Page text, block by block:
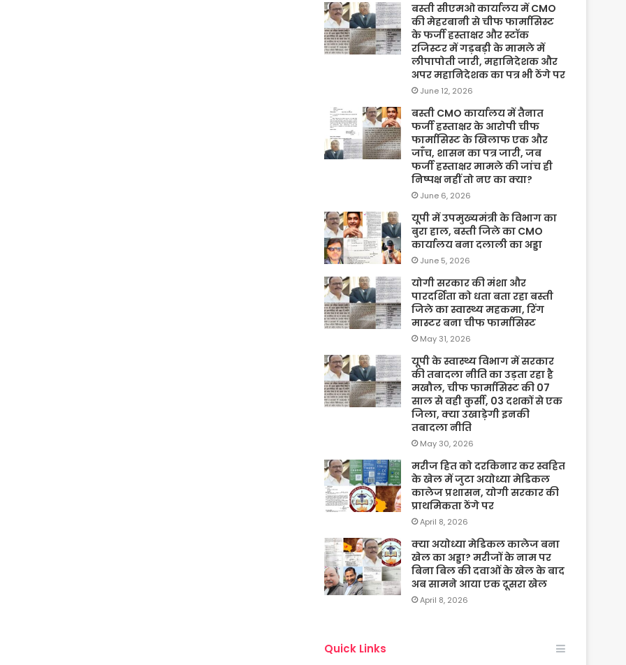
बस्ती सीएमओ कार्यालय में CMO
की मेहरबानी से चीफ फार्मासिस्ट
के फर्जी हस्ताक्षर और स्टॉक
रजिस्टर में गड़बड़ी के मामले में
लीपापोती जारी, महानिदेशक और
अपर महानिदेशक का पत्र भी ठेंगे पर
June 12, 2026
बस्ती CMO कार्यालय में तैनात
फर्जी हस्ताक्षर के आरोपी चीफ
फार्मासिस्ट के खिलाफ एक और
जाँच, शासन का पत्र जारी, जब
फर्जी हस्ताक्षर मामले की जांच ही
निष्पक्ष नहीं तो नए का क्या?
June 6, 2026
यूपी में उपमुख्यमंत्री के विभाग का
बुरा हाल, बस्ती जिले का CMO
कार्यालय बना दलाली का अड्डा
June 5, 2026
योगी सरकार की मंशा और
पारदर्शिता को धता बता रहा बस्ती
जिले का स्वास्थ्य महकमा, रिंग
मास्टर बना चीफ फार्मासिस्ट
May 31, 2026
यूपी के स्वास्थ्य विभाग में सरकार
की तबादला नीति का उड़ता रहा है
मखौल, चीफ फार्मासिस्ट की 07
साल से वही कुर्सी, 03 दशकों से एक
जिला, क्या उखाड़ेगी इनकी
तबादला नीति
May 30, 2026
मरीज हित को दरकिनार कर स्वहित
के खेल में जुटा अयोध्या मेडिकल
कालेज प्रशासन, योगी सरकार की
प्राथमिकता ठेंगे पर
April 8, 2026
क्या अयोध्या मेडिकल कालेज बना
खेल का अड्डा? मरीजों के नाम पर
बिना बिल की दवाओं के खेल के बाद
अब सामने आया एक दूसरा खेल
April 8, 2026
Quick Links